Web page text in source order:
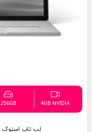
4GB NVIDIA
256GB
لپ تاپ استوک Microsoft Surface Book 3